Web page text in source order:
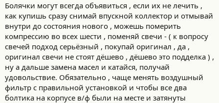
Болячки могут всегда объявиться , если их не лечить ,
как купишь сразу снимай впускной коллектор и отмывай
внутри до состояния нового , можешь померить
компрессию во всех шести , поменяй свечи - ( к вопросу
свечей подход серьёзный , покупай оригинал , да ,
оригинал свечи не стоят дёшево , дёшево это подделка ) ,
ну а дальше замена масел и катайся, получай
удовольствие. Обязательно , чаще менять воздушный
фильтр с правильной установкой и чтобы все два
болтика на корпусе в/ф были на месте и затянуты